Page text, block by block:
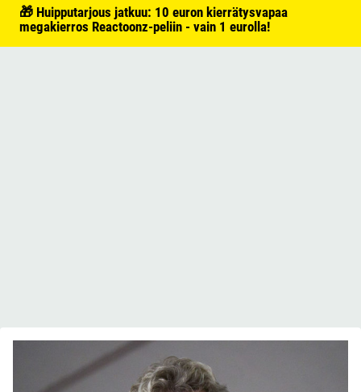
🎁 Huipputarjous jatkuu: 10 euron kierrätysvapaa
megakierros Reactoonz-peliin - vain 1 eurolla!